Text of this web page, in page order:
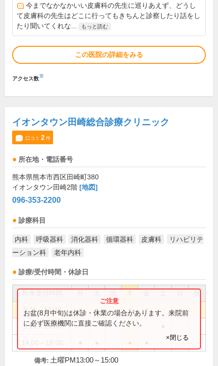
今までなかなかいい皮膚科の先生に巡りあえず、どうし
て皮膚科の先生はどこに行ってもきちんと診察したり話をし
たり聞いてくれな...
もっと読む
この医院の詳細をみる
アクセス数※
イオンタウン田崎総合診療クリニック
口コミ 2件
所在地・電話番号
熊本県熊本市西区田崎町380
イオンタウン田崎2階 [地図]
096-353-2200
診療科目
内科 呼吸器科 消化器科 循環器科 皮膚科
リハビリテ
ーション科
老年内科
診療/受付時間・休診日
祝
9:15～12:30 ● ● ● ● ●
9:15～15:00
お盆(8月中旬)は休診・休業の場合があります。来院前
に必ず医療機関に直接ご確認ください。
×閉じる
備考: 土曜PM13:00～15:00